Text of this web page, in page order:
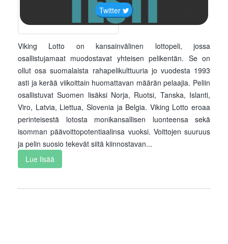
Viking Lotto on kansainvälinen lottopeli, jossa
osallistujamaat muodostavat yhteisen pelikentän. Se on
ollut osa suomalaista rahapelikulttuuria jo vuodesta 1993
asti ja kerää viikoittain huomattavan määrän pelaajia. Peliin
osallistuvat Suomen lisäksi Norja, Ruotsi, Tanska, Islanti,
Viro, Latvia, Liettua, Slovenia ja Belgia. Viking Lotto eroaa
perinteisestä lotosta monikansallisen luonteensa sekä
isomman päävoittopotentiaalinsa vuoksi. Voittojen suuruus
ja pelin suosio tekevät siitä kiinnostavan...
Lue lisää
Twitter